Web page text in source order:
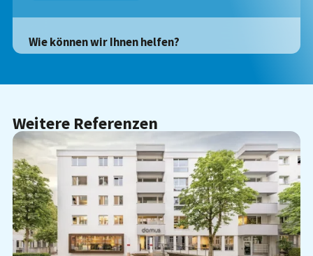
Wie können wir Ihnen helfen?
Weitere Referenzen